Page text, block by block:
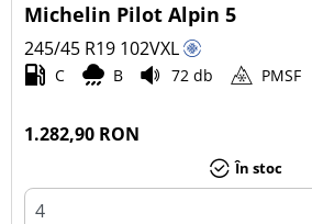
Michelin Pilot Alpin 5
245/45 R19 102VXL
C B 72 db PMSF
1.282,90 RON
În stoc